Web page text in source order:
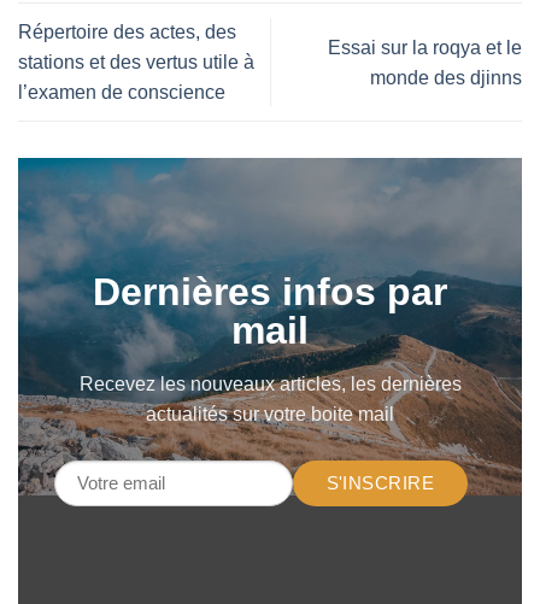
Répertoire des actes, des
stations et des vertus utile à
l’examen de conscience
Essai sur la roqya et le
monde des djinns
Dernières infos par
mail
Recevez les nouveaux articles, les dernières
actualités sur votre boite mail
S'INSCRIRE